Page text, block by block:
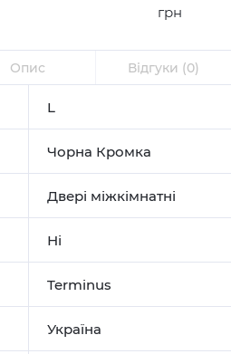
грн
Опис Відгуки (0)
L
Чорна Кромка
Двері міжкімнатні
Ні
Terminus
Україна